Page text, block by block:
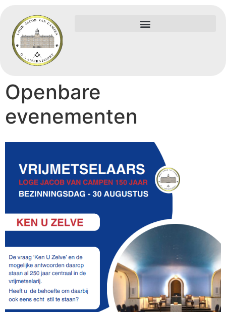
Openbare
evenementen